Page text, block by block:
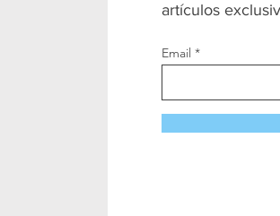
artículos
Email